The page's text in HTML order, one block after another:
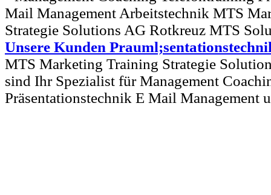
Unsere Kunden
MTS Marketing Training Strategie
sind Ihr Spezialist für Management
Präsentationstechnik E Mail Management